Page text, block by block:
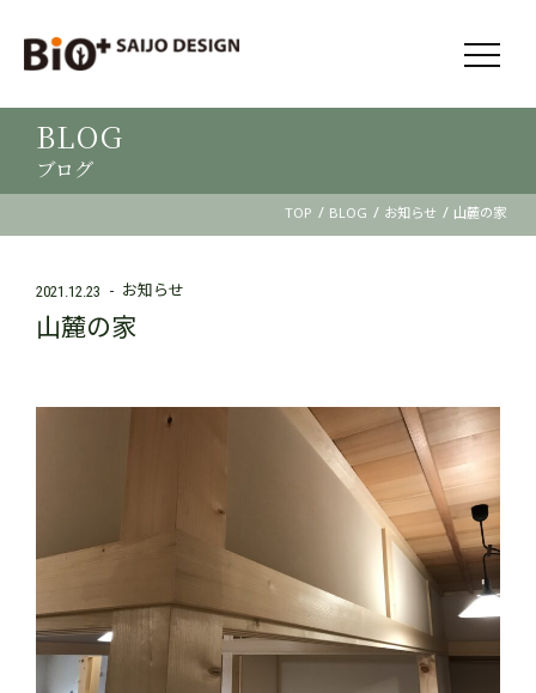
BLOG
ブログ
TOP / BLOG / お知らせ / 山麓の家
2021.12.23 お知らせ
山麓の家